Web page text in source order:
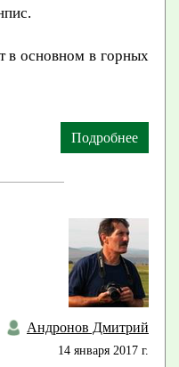
в основном в горных
Подробнее
Андронов Дмитрий
14 января 2017 г.